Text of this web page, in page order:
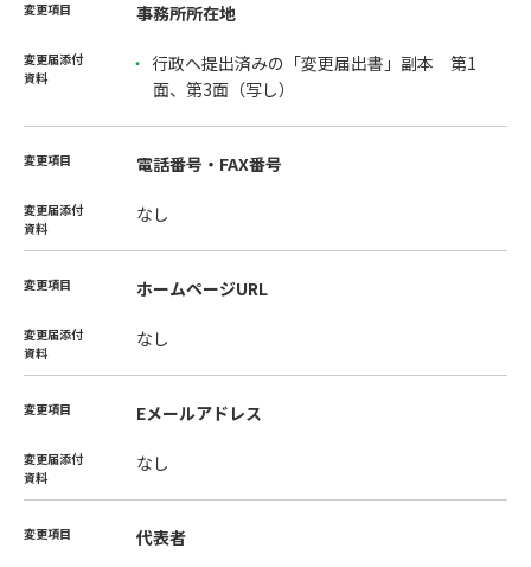
事務所所在地
行政へ提出済みの「変更届出書」副本 第1
面、第3面（写し）
電話番号・FAX番号
なし
ホームページURL
なし
Eメールアドレス
なし
代表者